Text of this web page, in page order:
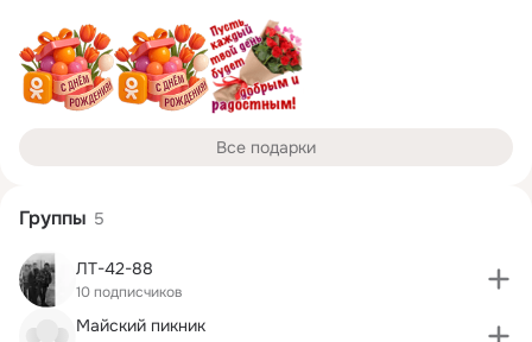
Все подарки
Группы 5
ЛТ-42-88
10 подписчиков
Майский пикник